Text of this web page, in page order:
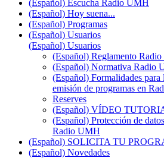
(Español) Escucha Radio UMH
(Español) Hoy suena...
(Español) Programas
(Español) Usuarios
(Español) Usuarios
(Español) Reglamento
(Español) Normativa Radio
(Español) Formalidades
emisión de programas en
Reserves
(Español) VÍDEO
(Español) Protección de
Radio UMH
(Español) SOLICITA TU
(Español) Novedades